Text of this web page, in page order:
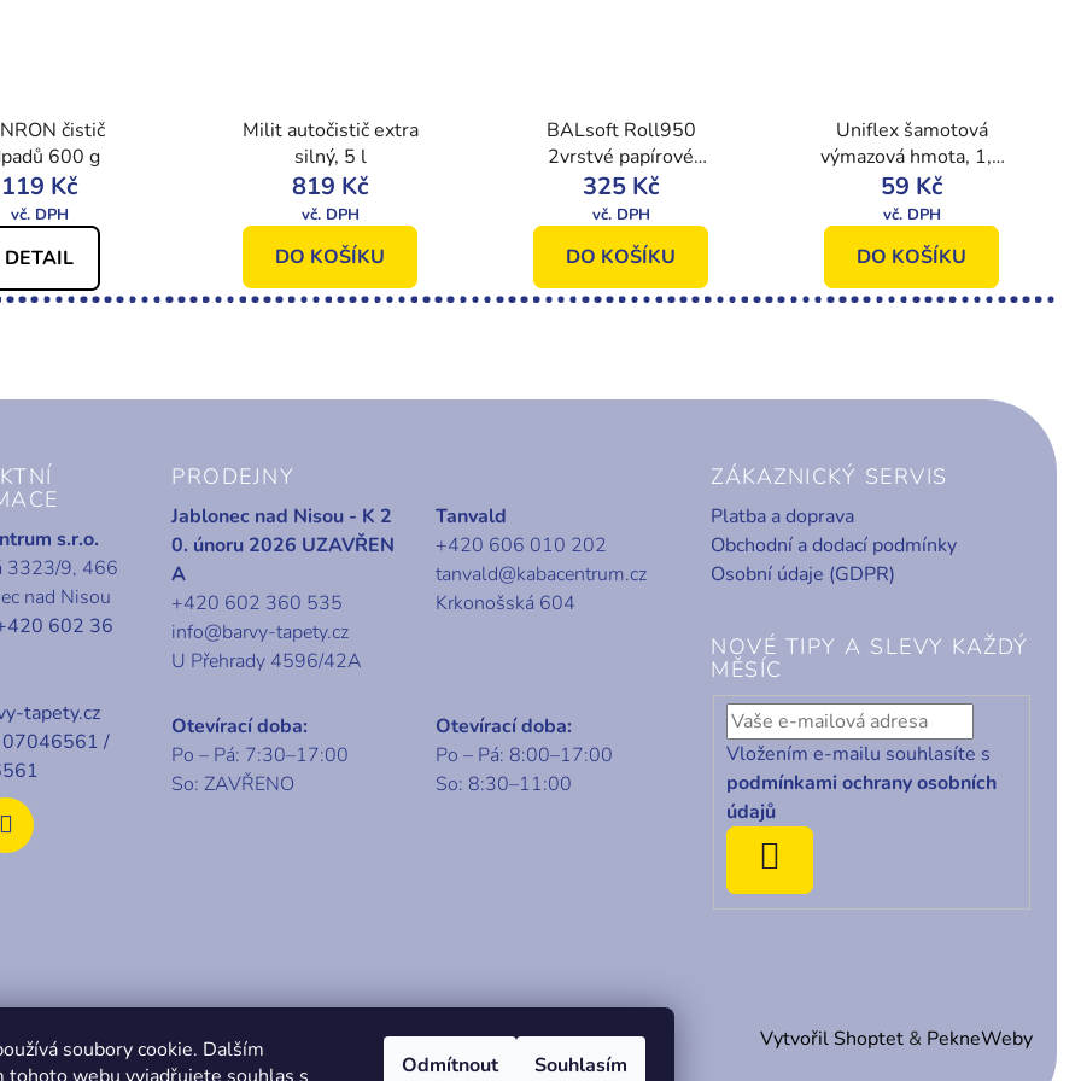
soubory cookie. Dalším
Odmítnout Souhlasím
čistič
600 g
119 Kč
DETAIL
Milit autočistič extra
silný, 5 l
819 Kč
DO KOŠÍKU
BALsoft Roll950
2vrstvé papírové
utěrky, 182 m, 923
útržků, 1 role
325 Kč
DO KOŠÍKU
Uniflex šamotová
výmazová hmota, 1,5
kg
59 Kč
DO KOŠÍKU
s.r.o.
3323/9, 466
nad Nisou
602 36
tapety.cz
07046561 /
PRODEJNY
Jablonec nad Nisou - K 2
0. únoru 2026 UZAVŘEN
A
+420 602 360 535
info@barvy-tapety.cz
U Přehrady 4596/42A
Tanvald
+420 606 010 202
tanvald@kabacentrum.cz
Krkonošská 604
Otevírací doba:
Po – Pá: 7:30–17:00
So: ZAVŘENO
Otevírací doba:
Po – Pá: 8:00–17:00
So: 8:30–11:00
ZÁKAZNICKÝ SERVIS
Platba a doprava
Obchodní a dodací podmínky
Osobní údaje (GDPR)
NOVÉ TIPY A SLEVY KAŽDÝ
MĚSÍC
Vložením e-mailu souhlasíte s
podmínkami ochrany osobních
údajů
Vytvořil Shoptet & PekneWeby
2026 KABA centrum . Všechna práva vyhrazena.